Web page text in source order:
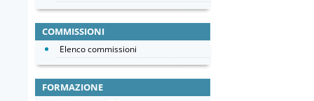
COMMISSIONI
Elenco commissioni
FORMAZIONE